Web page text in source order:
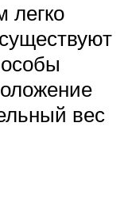
легко
вес